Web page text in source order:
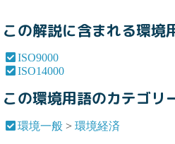
この解説に含まれる環境
ISO9000
ISO14000
この環境用語のカテゴリ
環境一般 >環境経済